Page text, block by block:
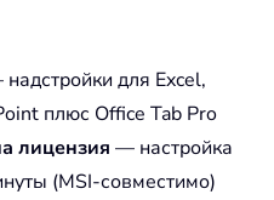
для Excel,
плюс Office Tab Pro
лицензия — настройка
(MSI-совместимо)